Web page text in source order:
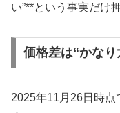
い”**という事実だけ
価格差は“かなり
2025年11月26日時点